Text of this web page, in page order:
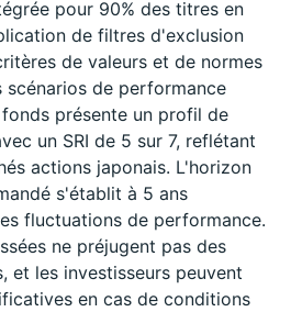
pour 90% des titres en
de filtres d'exclusion
de valeurs et de normes
scénarios de performance
présente un profil de
un SRI de 5 sur 7, reflétant
actions japonais. L'horizon
s'établit à 5 ans
fluctuations de performance.
ne préjugent pas des
et les investisseurs peuvent
en cas de conditions